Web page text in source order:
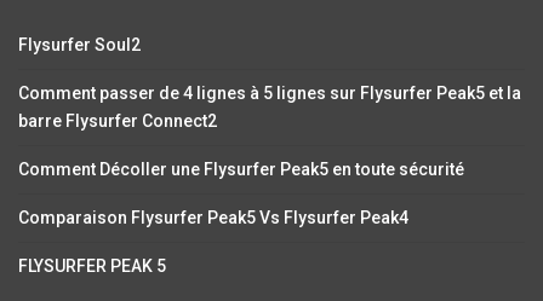
Flysurfer Soul2
Comment passer de 4 lignes à 5 lignes sur Flysurfer Peak5 et la
barre Flysurfer Connect2
Comment Décoller une Flysurfer Peak5 en toute sécurité
Comparaison Flysurfer Peak5 Vs Flysurfer Peak4
FLYSURFER PEAK 5